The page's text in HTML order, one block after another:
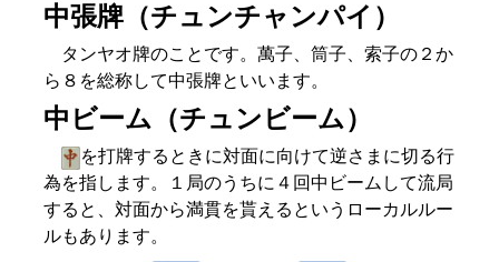
中張牌（チュンチャンパイ）
タンヤオ牌のことです。萬子、筒子、索子の２か
ら８を総称して中張牌といいます。
中ビーム（チュンビーム）
を打牌するときに対面に向けて逆さまに切る行
為を指します。１局のうちに４回中ビームして流局
すると、対面から満貫を貰えるというローカルルー
ルもあります。